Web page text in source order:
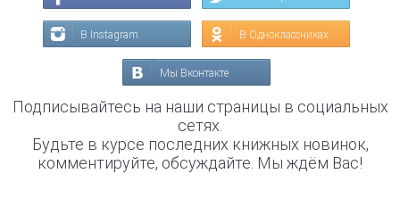
В Instagram В Одноклассниках
Мы Вконтакте
Подписывайтесь на наши страницы в социальных
сетях.
Будьте в курсе последних книжных новинок,
комментируйте, обсуждайте. Мы ждём Вас!